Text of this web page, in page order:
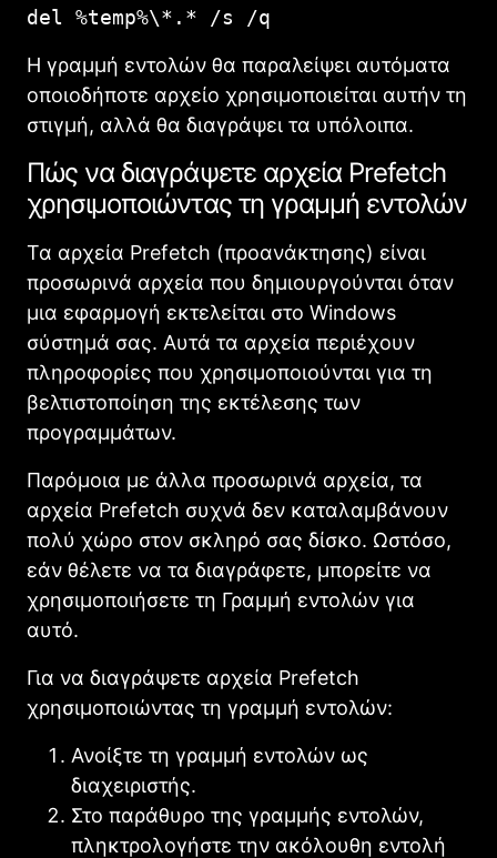
del %temp%\*.* /s /q
Η γραμμή εντολών θα παραλείψει αυτόματα
οποιοδήποτε αρχείο χρησιμοποιείται αυτήν τη
στιγμή, αλλά θα διαγράψει τα υπόλοιπα.
Πώς να διαγράψετε αρχεία Prefetch
χρησιμοποιώντας τη γραμμή εντολών
Τα αρχεία Prefetch (προανάκτησης) είναι
προσωρινά αρχεία που δημιουργούνται όταν
μια εφαρμογή εκτελείται στο Windows
σύστημά σας. Αυτά τα αρχεία περιέχουν
πληροφορίες που χρησιμοποιούνται για τη
βελτιστοποίηση της εκτέλεσης των
προγραμμάτων.
Παρόμοια με άλλα προσωρινά αρχεία, τα
αρχεία Prefetch συχνά δεν καταλαμβάνουν
πολύ χώρο στον σκληρό σας δίσκο. Ωστόσο,
εάν θέλετε να τα διαγράφετε, μπορείτε να
χρησιμοποιήσετε τη Γραμμή εντολών για
αυτό.
Για να διαγράψετε αρχεία Prefetch
χρησιμοποιώντας τη γραμμή εντολών:
Ανοίξτε τη γραμμή εντολών ως
διαχειριστής.
Στο παράθυρο της γραμμής εντολών,
πληκτρολογήστε την ακόλουθη εντολή